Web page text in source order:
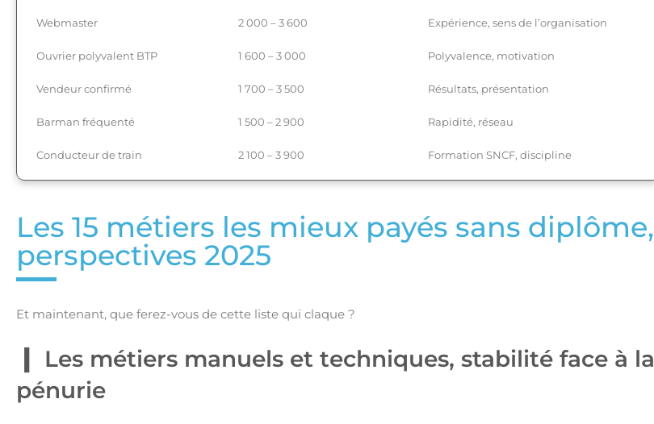
Webmaster 2 000 – 3 600 Expérience, sens de l’organisation
Ouvrier polyvalent BTP 1 600 – 3 000 Polyvalence, motivation
Vendeur confirmé 1 700 – 3 500 Résultats, présentation
Barman fréquenté 1 500 – 2 900 Rapidité, réseau
Conducteur de train 2 100 – 3 900 Formation SNCF, discipline
Les 15 métiers les mieux payés sans diplôme,
perspectives 2025
Et maintenant, que ferez-vous de cette liste qui claque ?
Les métiers manuels et techniques, stabilité face à la
pénurie